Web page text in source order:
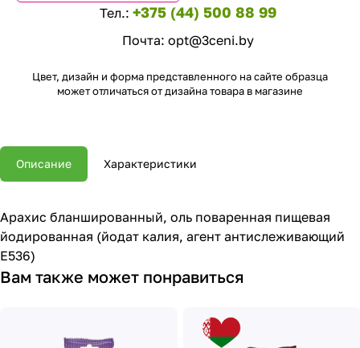
Тел.: +375 (44) 500 88 99
Почта: opt@3ceni.by
Цвет, дизайн и форма представленного на сайте образца
может отличаться от дизайна товара в магазине
Описание Характеристики
Арахис бланшированный, оль поваренная пищевая
йодированная (йодат калия, агент антислеживающий
Е536)
Вам также может понравиться